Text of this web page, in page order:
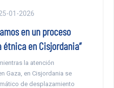
01-2026
en un proceso
en Cisjordania”
la atención
Gaza, en Cisjordania se
de desplazamiento